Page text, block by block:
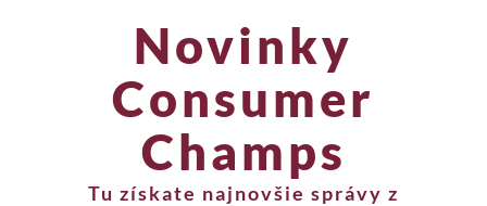
Novinky
Consumer
Champs
Tu získate najnovšie správy z